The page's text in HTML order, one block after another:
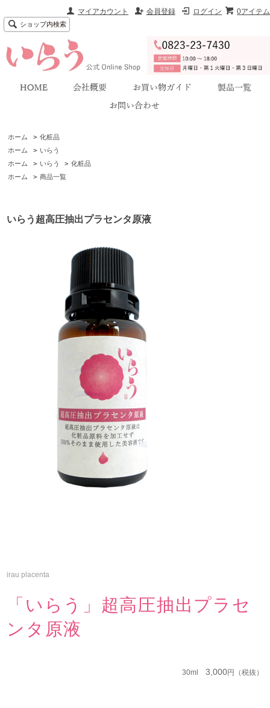
0アイテム
ログイン
会員登録
マイアカウント
ショップ内検索
ホーム > 化粧品
ホーム
> いらう
ホーム
> いらう > 化粧品
ホーム
> 商品一覧
いらう超高圧抽出プラセンタ原液
irau placenta
「いらう」超高圧抽出プラセ
ンタ原液
30ml 3,000円（税抜）